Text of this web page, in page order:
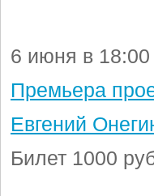
6 июня в 18:00
Премьера
Евгений
Билет 1000